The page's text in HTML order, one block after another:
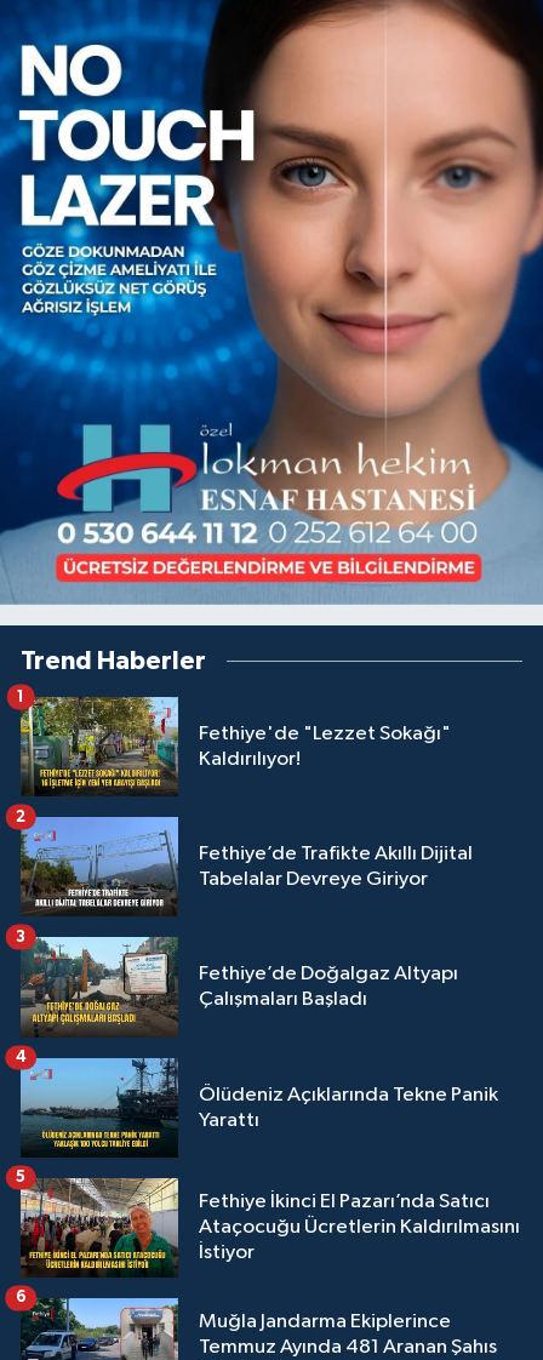
Trend Haberler
Fethiye'de "Lezzet Sokağı"
Kaldırılıyor!
1
Fethiye’de Trafikte Akıllı Dijital
Tabelalar Devreye Giriyor
2
Fethiye’de Doğalgaz Altyapı
Çalışmaları Başladı
3
Ölüdeniz Açıklarında Tekne Panik
Yarattı
4
Fethiye İkinci El Pazarı’nda Satıcı
Ataçocuğu Ücretlerin Kaldırılmasını
İstiyor
5
Muğla Jandarma Ekiplerince
Temmuz Ayında 481 Aranan Şahıs
6